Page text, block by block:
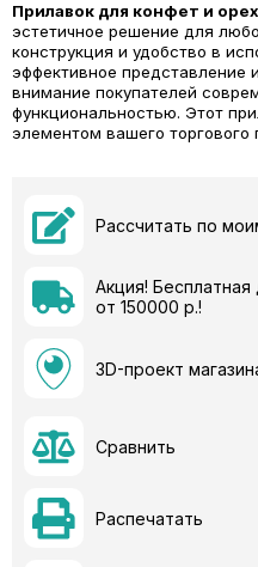
Прилавок для конфет и
эстетичное решение для
конструкция и удобство в
эффективное представление
внимание покупателей
функциональностью. Этот
элементом вашего торгового
Рассчитать по
Акция!
от 150000 р.!
3D-проект
Сравнить
Распечатать